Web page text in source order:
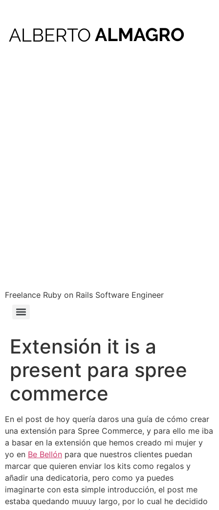
Freelance Ruby on Rails Software Engineer
Extensión it is a
present para spree
commerce
En el post de hoy quería daros una guía de cómo crear
una extensión para Spree Commerce, y para ello me iba
a basar en la extensión que hemos creado mi mujer y
yo en Be Bellón para que nuestros clientes puedan
marcar que quieren enviar los kits como regalos y
añadir una dedicatoria, pero como ya puedes
imaginarte con esta simple introducción, el post me
estaba quedando muuuy largo, por lo cual he decidido